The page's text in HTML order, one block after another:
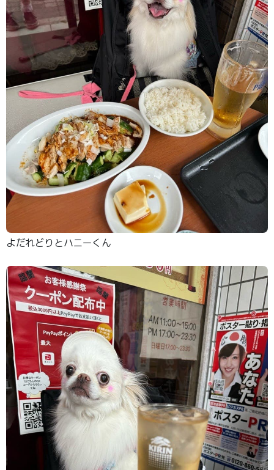
よだれどりとハニーくん